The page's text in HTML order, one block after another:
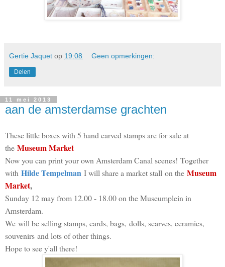
Gertie Jaquet op 19:08 Geen opmerkingen:
Delen
11 mei 2013
aan de amsterdamse grachten
These little boxes with 5 hand carved stamps are for sale at
the Museum Market
Now you can print your own Amsterdam Canal scenes! Together
with Hilde Tempelman I will share a market stall on the Museum
Market,
Sunday 12 may from 12.00 - 18.00 on the Museumplein in
Amsterdam.
We will be selling stamps, cards, bags, dolls, scarves, ceramics,
souvenirs and lots of other things.
Hope to see y'all there!